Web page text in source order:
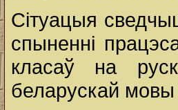
Сітуацыя
спыненні
класаў на
беларускай мовы